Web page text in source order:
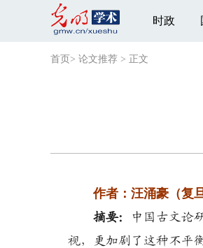
时政
首页 > 论文推荐 > 正文
作者：汪涌豪（复旦
摘要：
中国古文论
视，更加剧了这种不平